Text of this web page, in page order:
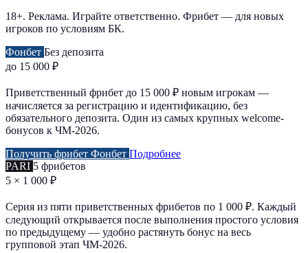
18+. Реклама. Играйте ответственно. Фрибет — для новых
игроков по условиям БК.
Фонбет Без депозита
до 15 000 ₽
Приветственный фрибет до 15 000 ₽ новым игрокам —
начисляется за регистрацию и идентификацию, без
обязательного депозита. Один из самых крупных welcome-
бонусов к ЧМ-2026.
Получить фрибет Фонбет Подробнее
PARI 5 фрибетов
5 × 1 000 ₽
Серия из пяти приветственных фрибетов по 1 000 ₽. Каждый
следующий открывается после выполнения простого условия
по предыдущему — удобно растянуть бонус на весь
групповой этап ЧМ-2026.